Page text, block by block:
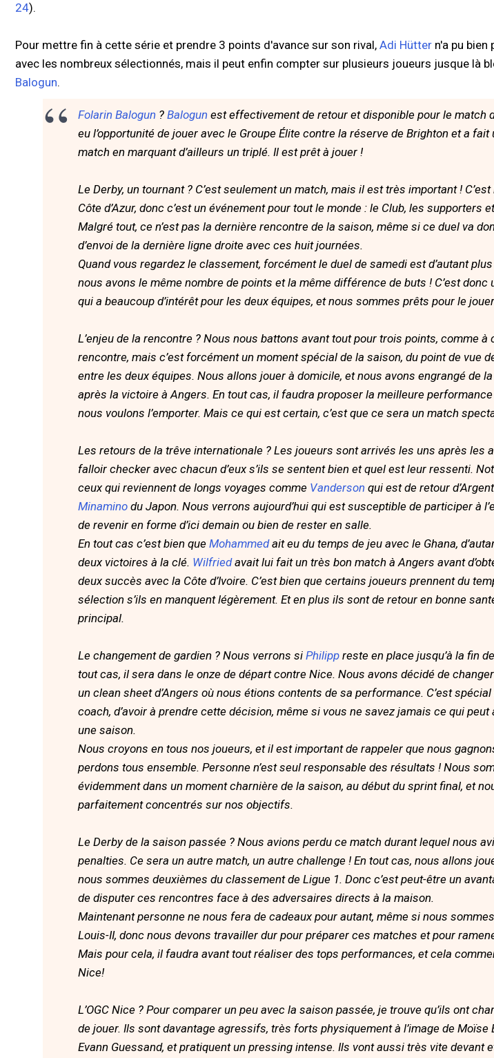
24).
Pour mettre fin à cette série et prendre 3 points d'avance sur son rival, Adi Hütter n'a pu bien
avec les nombreux sélectionnés, mais il peut enfin compter sur plusieurs joueurs jusque là
Balogun.
Folarin Balogun ? Balogun est effectivement de retour et disponible pour le match
eu l’opportunité de jouer avec le Groupe Élite contre la réserve de Brighton et a fait
match en marquant d’ailleurs un triplé. Il est prêt à jouer !
Le Derby, un tournant ? C’est seulement un match, mais il est très important ! C’est
Côte d’Azur, donc c’est un événement pour tout le monde : le Club, les supporters
Malgré tout, ce n’est pas la dernière rencontre de la saison, même si ce duel va
d’envoi de la dernière ligne droite avec ces huit journées.
Quand vous regardez le classement, forcément le duel de samedi est d’autant
nous avons le même nombre de points et la même différence de buts ! C’est donc
qui a beaucoup d’intérêt pour les deux équipes, et nous sommes prêts pour le
L’enjeu de la rencontre ? Nous nous battons avant tout pour trois points, comme à
rencontre, mais c’est forcément un moment spécial de la saison, du point de vue
entre les deux équipes. Nous allons jouer à domicile, et nous avons engrangé de
après la victoire à Angers. En tout cas, il faudra proposer la meilleure
nous voulons l’emporter. Mais ce qui est certain, c’est que ce sera un match
Les retours de la trêve internationale ? Les joueurs sont arrivés les uns après les
falloir checker avec chacun d’eux s’ils se sentent bien et quel est leur ressenti.
ceux qui reviennent de longs voyages comme Vanderson qui est de retour
Minamino du Japon. Nous verrons aujourd’hui qui est susceptible de participer à
de revenir en forme d’ici demain ou bien de rester en salle.
En tout cas c’est bien que Mohammedait eu du temps de jeu avec le Ghana,
deux victoires à la clé. Wilfriedavait lui fait un très bon match à Angers avant
deux succès avec la Côte d’Ivoire. C’est bien que certains joueurs prennent du
sélection s’ils en manquent légèrement. Et en plus ils sont de retour en bonne
principal.
Le changement de gardien ? Nous verrons si Philipp reste en place jusqu’à la fin
tout cas, il sera dans le onze de départ contre Nice. Nous avons décidé de
un clean sheet d’Angers où nous étions contents de sa performance. C’est spécial
coach, d’avoir à prendre cette décision, même si vous ne savez jamais ce qui peut
une saison.
Nous croyons en tous nos joueurs, et il est important de rappeler que nous
perdons tous ensemble. Personne n’est seul responsable des résultats ! Nous
évidemment dans un moment charnière de la saison, au début du sprint final, et
parfaitement concentrés sur nos objectifs.
Le Derby de la saison passée ? Nous avions perdu ce match durant lequel nous
penalties. Ce sera un autre match, un autre challenge ! En tout cas, nous allons
nous sommes deuxièmes du classement de Ligue 1. Donc c’est peut-être un
de disputer ces rencontres face à des adversaires directs à la maison.
Maintenant personne ne nous fera de cadeaux pour autant, même si nous
Louis-II, donc nous devons travailler dur pour préparer ces matches et pour
Mais pour cela, il faudra avant tout réaliser des tops performances, et cela
Nice!
L’OGC Nice ? Pour comparer un peu avec la saison passée, je trouve qu’ils ont
de jouer. Ils sont davantage agressifs, très forts physiquement à l’image de Moïse
Evann Guessand, et pratiquent un pressing intense. Ils vont aussi très vite devant